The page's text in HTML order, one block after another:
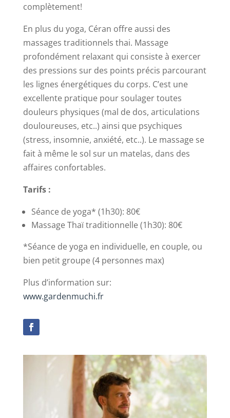
complètement!
En plus du yoga, Céran offre aussi des
massages traditionnels thai. Massage
profondément relaxant qui consiste à exercer
des pressions sur des points précis parcourant
les lignes énergétiques du corps. C’est une
excellente pratique pour soulager toutes
douleurs physiques (mal de dos, articulations
douloureuses, etc..) ainsi que psychiques
(stress, insomnie, anxiété, etc..). Le massage se
fait à même le sol sur un matelas, dans des
affaires confortables.
Tarifs :
Séance de yoga* (1h30): 80€
Massage Thaï traditionnelle (1h30): 80€
*Séance de yoga en individuelle, en couple, ou
bien petit groupe (4 personnes max)
Plus d’information sur:
www.gardenmuchi.fr